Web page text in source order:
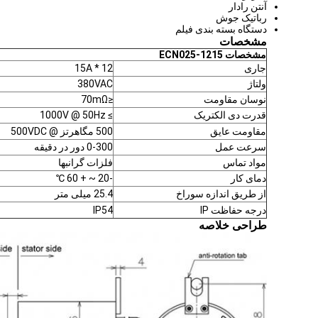
آنتن رادار
رباتیک جوش
دستگاه بسته بندی فیلم
مشخصات
مشخصات ECN025-1215
جاری
12 * 15A
ولتاژ
380VAC
نوسان مقاومت
≤70mΩ
قدرت دی الکتریک
≥ 1000V @ 50Hz
مقاومت عایق
500 مگاهرتز @ 500VDC
سرعت عمل
0-300 دور در دقیقه
مواد تماس
فلزات گرانبها
دمای کار
-20 ~ + 60 ℃
از طریق اندازه سوراخ
25.4 میلی متر
درجه حفاظت IP
IP54
طراحی خلاصه